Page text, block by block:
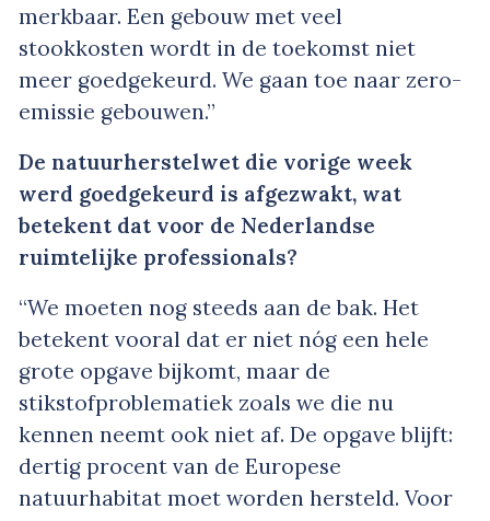
merkbaar. Een gebouw met veel
stookkosten wordt in de toekomst niet
meer goedgekeurd. We gaan toe naar zero-
emissie gebouwen.”
De natuurherstelwet die vorige week
werd goedgekeurd is afgezwakt, wat
betekent dat voor de Nederlandse
ruimtelijke professionals?
“We moeten nog steeds aan de bak. Het
betekent vooral dat er niet nóg een hele
grote opgave bijkomt, maar de
stikstofproblematiek zoals we die nu
kennen neemt ook niet af. De opgave blijft:
dertig procent van de Europese
natuurhabitat moet worden hersteld. Voor